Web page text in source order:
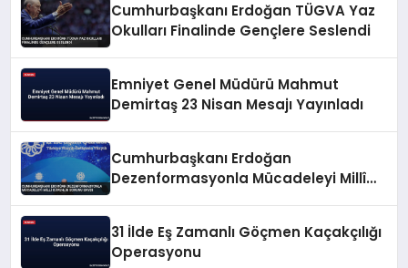
Cumhurbaşkanı Erdoğan TÜGVA Yaz
Okulları Finalinde Gençlere Seslendi
Emniyet Genel Müdürü Mahmut
Demirtaş 23 Nisan Mesajı Yayınladı
Cumhurbaşkanı Erdoğan
Dezenformasyonla Mücadeleyi Millî
31 İlde Eş Zamanlı Göçmen Kaçakçılığı
Operasyonu